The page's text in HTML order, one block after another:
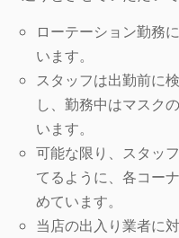
ローテーション勤務
います。
スタッフは出勤前に
し、勤務中はマスク
います。
可能な限り、スタッ
てるように、各コー
めています。
当店の出入り業者に